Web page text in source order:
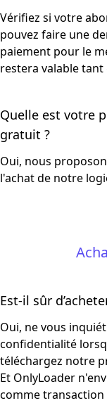
Vérifiez si votre
pouvez faire une
paiement pour le
restera valable
Quelle est votre
gratuit ?
Oui, nous
l'achat de notre
Est-il sûr
Oui, ne vous
confidentialité
téléchargez notre
Et OnlyLoader
comme